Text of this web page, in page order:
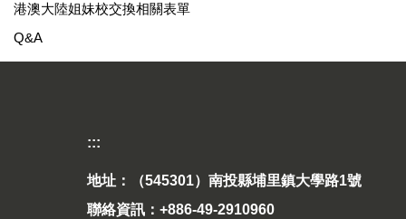
港澳大陸姐妹校交換相關表單
Q&A
:::
地址：（545301）南投縣埔里鎮大學路1號
聯絡資訊：+886-49-2910960